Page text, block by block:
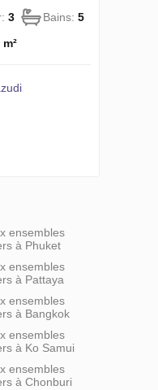
3 Bains: 5
ensembles
à Phuket
ensembles
à Pattaya
ensembles
à Bangkok
ensembles
à Ko Samui
ensembles
à Chonburi